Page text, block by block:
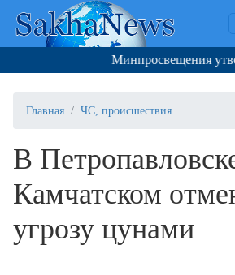
Минпросвещения
Главная ЧС, происшествия
В
Камчатском
угрозу цунами